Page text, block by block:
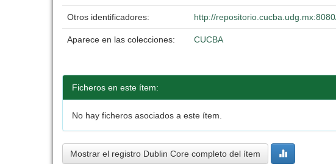
Otros identificadores: http://
Aparece en las colecciones: CUCBA
Ficheros en este ítem:
No hay ficheros asociados a este ítem.
Mostrar el registro Dublin Core completo del ítem